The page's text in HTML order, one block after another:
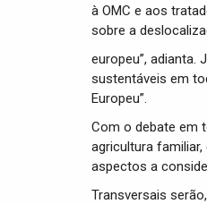
à OMC e aos
sobre a
europeu”, adianta.
sustentáveis em
Europeu”.
Com o debate em
agricultura
aspectos a
Transversais